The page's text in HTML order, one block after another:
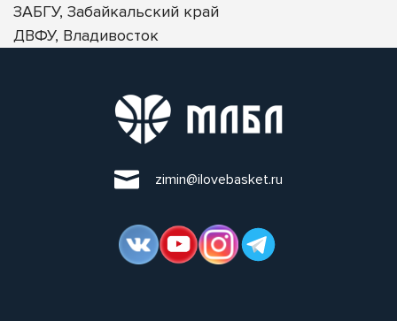
ЗАБГУ, Забайкальский край
ДВФУ, Владивосток
zimin@ilovebasket.ru